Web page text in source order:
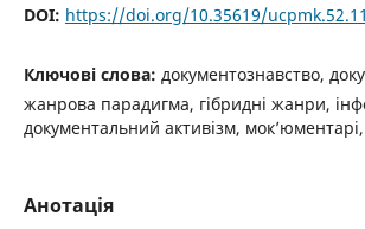
DOI: https://doi.org/10.35619/
Ключові слова: документознавство,
жанрова парадигма, гібридні жанри,
документальний активізм, мок’юментарі,
Анотація